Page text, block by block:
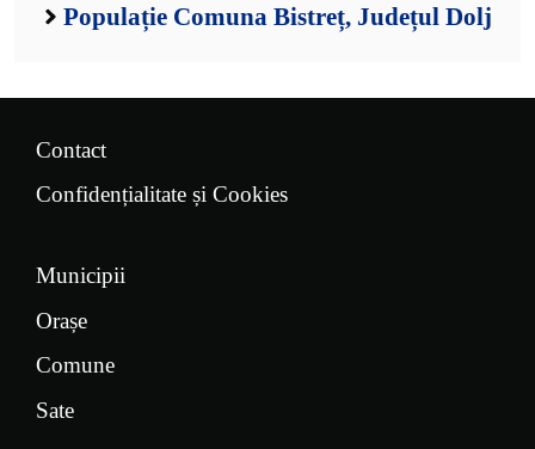
Populație Comuna Bistreț, Județul Dolj
Contact
Confidențialitate și Cookies
Municipii
Orașe
Comune
Sate